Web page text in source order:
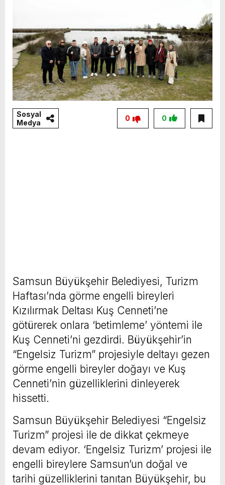
Sosyal
Medya
0
0
Samsun Büyükşehir Belediyesi, Turizm
Haftası’nda görme engelli bireyleri
Kızılırmak Deltası Kuş Cenneti’ne
götürerek onlara ‘betimleme’ yöntemi ile
Kuş Cenneti’ni gezdirdi. Büyükşehir’in
“Engelsiz Turizm” projesiyle deltayı gezen
görme engelli bireyler doğayı ve Kuş
Cenneti’nin güzelliklerini dinleyerek
hissetti.
Samsun Büyükşehir Belediyesi “Engelsiz
Turizm” projesi ile de dikkat çekmeye
devam ediyor. ‘Engelsiz Turizm’ projesi ile
engelli bireylere Samsun’un doğal ve
tarihi güzelliklerini tanıtan Büyükşehir, bu